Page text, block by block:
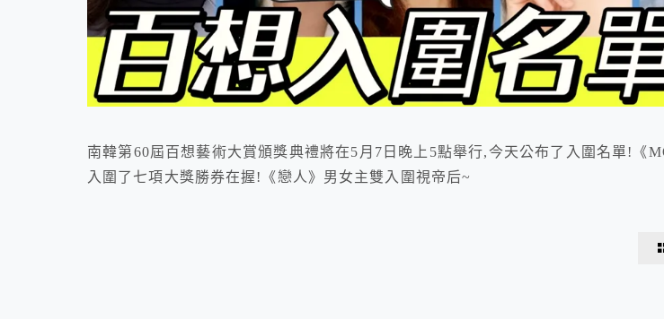
南韓第60屆百想藝術大賞頒獎典禮將在5月7日晚上5點舉行,今天公布了入圍名單!《
入圍了七項大獎勝券在握!《戀人》男女主雙入圍視帝后~